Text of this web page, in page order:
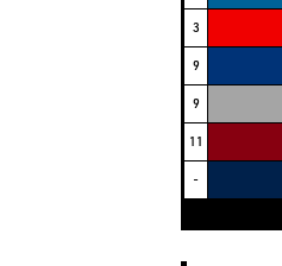
3
9
9
11
-